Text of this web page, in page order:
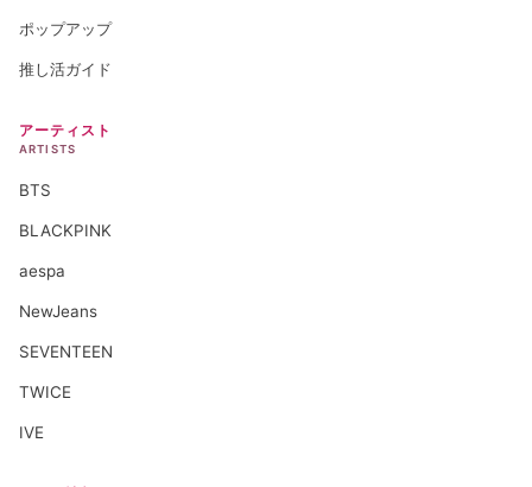
ポップアップ
推し活ガイド
アーティスト
ARTISTS
BTS
BLACKPINK
aespa
NewJeans
SEVENTEEN
TWICE
IVE